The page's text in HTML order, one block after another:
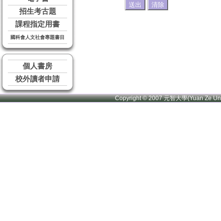
招生考古題
課程指定用書
國科會人文社會專題書目
個人書房
校外讀者申請
Copyright © 2007 元智大學(Yuan Ze